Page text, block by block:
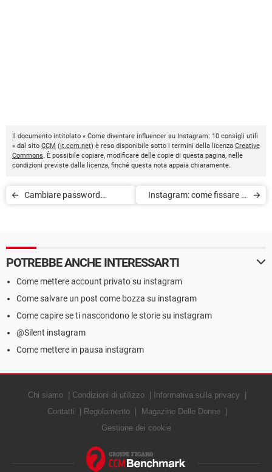
Il documento intitolato « Come diventare influencer su Instagram: 10 consigli utili
» dal sito CCM (it.ccm.net) è reso disponibile sotto i termini della licenza Creative
Commons. È possibile copiare, modificare delle copie di questa pagina, nelle
condizioni previste dalla licenza, finché questa nota appaia chiaramente.
Cambiare password
Instagram: come fissare in
POTREBBE ANCHE INTERESSARTI
Come mettere account privato su instagram
Come salvare un post come bozza su instagram
Come capire se ti nascondono le storie su instagram
@Silent instagram
Come mettere in pausa instagram
Chi siamo Condizioni di utilizzo
Informativa sulla privacy
Contatti
Regolamento
Magazine Delle Donne
Gestione dei cookie